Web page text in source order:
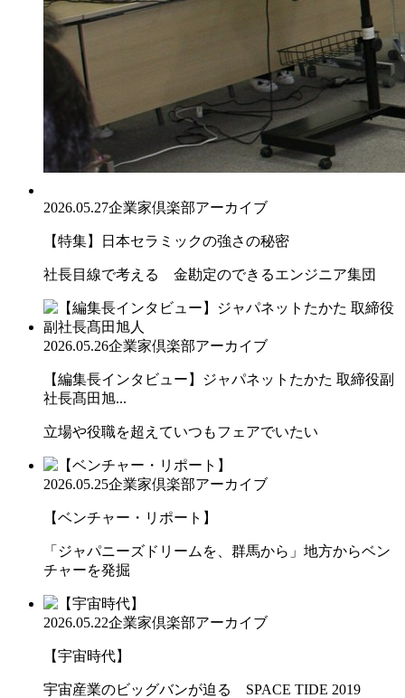
2026.05.27企業家倶楽部アーカイブ
【特集】日本セラミックの強さの秘密
社長目線で考える 金勘定のできるエンジニア集団
2026.05.26企業家倶楽部アーカイブ
【編集長インタビュー】ジャパネットたかた 取締役副
社長髙田旭...
立場や役職を超えていつもフェアでいたい
2026.05.25企業家倶楽部アーカイブ
【ベンチャー・リポート】
「ジャパニーズドリームを、群馬から」地方からベン
チャーを発掘
2026.05.22企業家倶楽部アーカイブ
【宇宙時代】
宇宙産業のビッグバンが迫る SPACE TIDE 2019